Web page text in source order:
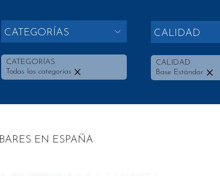
CATEGORÍAS
CATEGORÍAS
Todas las categorías
CALIDAD
CALIDAD
Base Estándar
BARES EN ESPAÑA